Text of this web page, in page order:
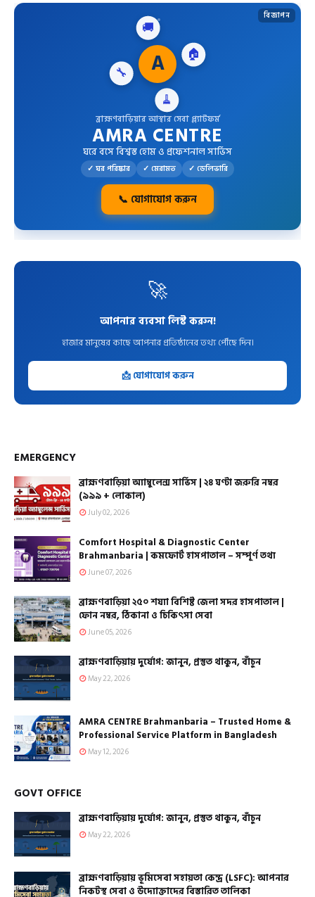
বিজ্ঞাপন
🏠
A
ব্রাহ্মণবাড়িয়ার আস্থার সেবা প্ল্যাটফর্ম
AMRA CENTRE
ঘরে বসে বিশ্বস্ত হোম ও প্রফেশনাল সার্ভিস
✓ ঘর পরিষ্কার ✓ মেরামত ✓ ডেলিভারি
📞 যোগাযোগ করুন
🚀
আপনার ব্যবসা লিস্ট করুন!
হাজার মানুষের কাছে আপনার প্রতিষ্ঠানের তথ্য পৌঁছে দিন।
📩 যোগাযোগ করুন
EMERGENCY
ব্রাহ্মণবাড়িয়া অ্যাম্বুলেন্স সার্ভিস | ২৪ ঘণ্টা জরুরি নম্বর
(৯৯৯ + লোকাল)
July 02, 2026
Comfort Hospital & Diagnostic Center
Brahmanbaria | কমফোর্ট হাসপাতাল – সম্পূর্ণ তথ্য
June 07, 2026
ব্রাহ্মণবাড়িয়া ২৫০ শয্যা বিশিষ্ট জেলা সদর হাসপাতাল |
ফোন নম্বর, ঠিকানা ও চিকিৎসা সেবা
June 05, 2026
ব্রাহ্মণবাড়িয়ায় দুর্যোগ: জানুন, প্রস্তুত থাকুন, বাঁচুন
May 22, 2026
AMRA CENTRE Brahmanbaria – Trusted Home &
Professional Service Platform in Bangladesh
May 12, 2026
GOVT OFFICE
ব্রাহ্মণবাড়িয়ায় দুর্যোগ: জানুন, প্রস্তুত থাকুন, বাঁচুন
May 22, 2026
ব্রাহ্মণবাড়িয়ায় ভূমিসেবা সহায়তা কেন্দ্র (LSFC): আপনার
নিকটস্থ সেবা ও উদ্যোক্তাদের বিস্তারিত তালিকা